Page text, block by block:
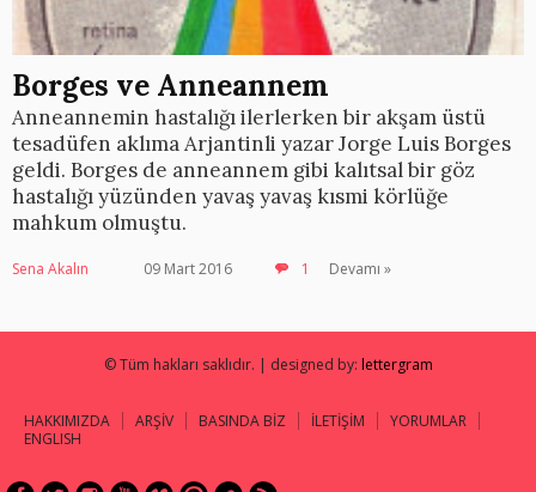
Borges ve Anneannem
Anneannemin hastalığı ilerlerken bir akşam üstü
tesadüfen aklıma Arjantinli yazar Jorge Luis Borges
geldi. Borges de anneannem gibi kalıtsal bir göz
hastalığı yüzünden yavaş yavaş kısmi körlüğe
mahkum olmuştu.
Sena Akalın 09 Mart 2016 1 Devamı »
© Tüm hakları saklıdır. | designed by: lettergram
HAKKIMIZDA ARŞİV BASINDA BİZ İLETİŞİM
YORUMLAR
ENGLISH